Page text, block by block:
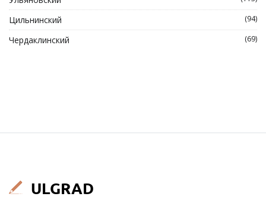
Цильнинский (94)
Чердаклинский (69)